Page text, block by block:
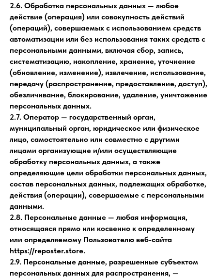
2.6. Обработка персональных данных — любое
действие (операция) или совокупность действий
(операций), совершаемых с использованием средств
автоматизации или без использования таких средств с
персональными данными, включая сбор, запись,
систематизацию, накопление, хранение, уточнение
(обновление, изменение), извлечение, использование,
передачу (распространение, предоставление, доступ),
обезличивание, блокирование, удаление, уничтожение
персональных данных.
2.7. Оператор — государственный орган,
муниципальный орган, юридическое или физическое
лицо, самостоятельно или совместно с другими
лицами организующие и/или осуществляющие
обработку персональных данных, а также
определяющие цели обработки персональных данных,
состав персональных данных, подлежащих обработке,
действия (операции), совершаемые с персональными
данными.
2.8. Персональные данные — любая информация,
относящаяся прямо или косвенно к определенному
или определяемому Пользователю веб-сайта
https://reposter.store.
2.9. Персональные данные, разрешенные субъектом
персональных данных для распространения, —